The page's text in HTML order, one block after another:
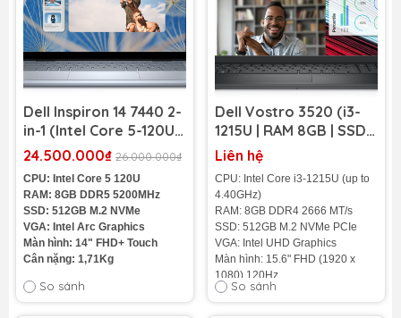
Dell Inspiron 14 7440 2-
in-1 (Intel Core 5-120U |
RAM 8GB | SSD 512B | 14
24.500.000₫ 26.000.000₫
CPU: Intel Core 5 120U
RAM: 8GB DDR5 5200MHz
SSD: 512GB M.2 NVMe
VGA: Intel Arc Graphics
Màn hình: 14" FHD+ Touch
Cân nặng: 1,71Kg
So sánh
Dell Vostro 3520 (i3-
1215U | RAM 8GB | SSD
512GB | 15.6 inch FHD
120Hz)
Liên hệ
CPU: Intel Core i3-1215U (up to
4.40GHz)
RAM: 8GB DDR4 2666 MT/s
SSD: 512GB M.2 NVMe PCIe
VGA: Intel UHD Graphics
Màn hình: 15.6" FHD (1920 x
1080) 120Hz
Cân nặng: 1.6Kg
So sánh